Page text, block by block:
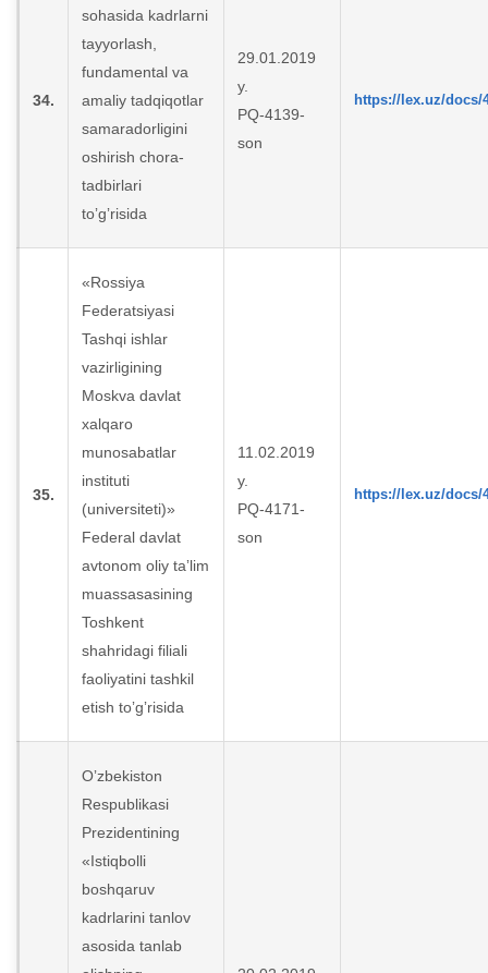
34.
sohasida kadrlarni
tayyorlash,
fundamental va
amaliy tadqiqotlar
samaradorligini
oshirish chora-
tadbirlari
toʼgʼrisida
29.01.2019
y.
PQ-4139-
son
https://lex.uz/docs/
35.
«Rossiya
Federatsiyasi
Tashqi ishlar
vazirligining
Moskva davlat
xalqaro
munosabatlar
instituti
(universiteti)»
Federal davlat
avtonom oliy taʼlim
muassasasining
Toshkent
shahridagi filiali
faoliyatini tashkil
etish toʼgʼrisida
11.02.2019
y.
PQ-4171-
son
https://lex.uz/docs/
Oʼzbekiston
Respublikasi
Prezidentining
«Istiqbolli
boshqaruv
kadrlarini tanlov
asosida tanlab